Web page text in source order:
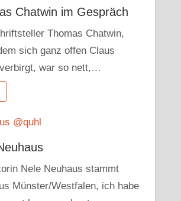
Chatwin im Gespräch
Thomas Chatwin,
sich ganz offen Claus
war so nett,…
Nele Neuhaus stammt
Münster/Westfalen, ich habe